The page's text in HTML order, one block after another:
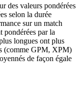
des valeurs pondérées
selon la durée
sur un match
par la
longues ont plus
(comme GPM, XPM)
de façon égale